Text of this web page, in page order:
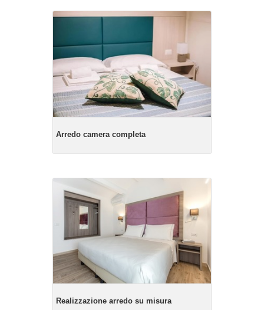
Arredo camera completa
Realizzazione arredo su misura